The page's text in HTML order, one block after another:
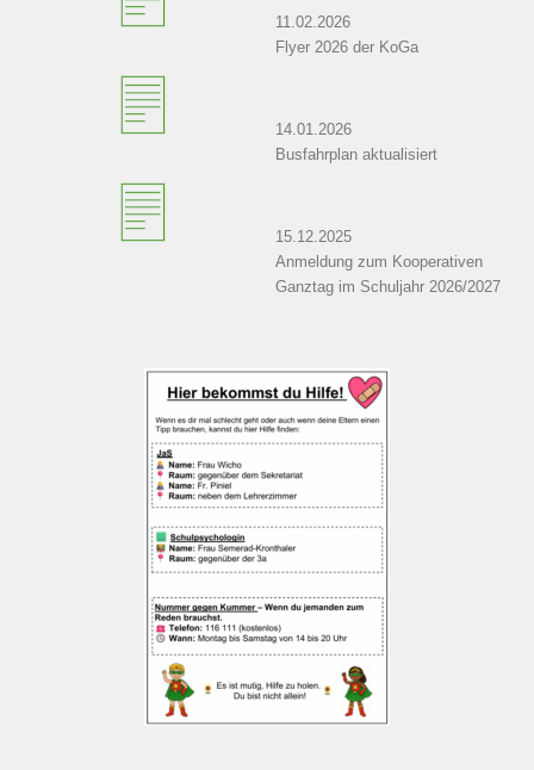
11.02.2026
Flyer 2026 der KoGa
14.01.2026
Busfahrplan aktualisiert
15.12.2025
Anmeldung zum Kooperativen
Ganztag im Schuljahr 2026/2027